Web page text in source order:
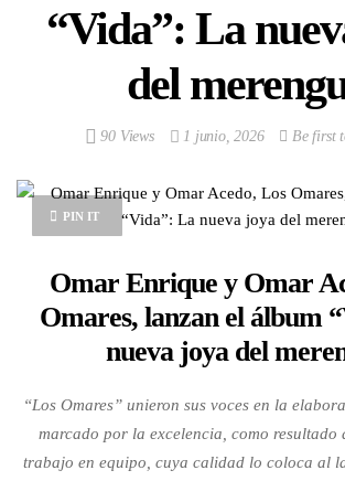
“Vida”: La
del
90 Views 1 junio, 2026 Be first
PIN IT
Omar Enrique y Omar
Omares, lanzan el álbum
nueva joya del
“Los Omares” unieron sus voces en la
marcado por la excelencia, como resultado
trabajo en equipo, cuya calidad lo coloca al